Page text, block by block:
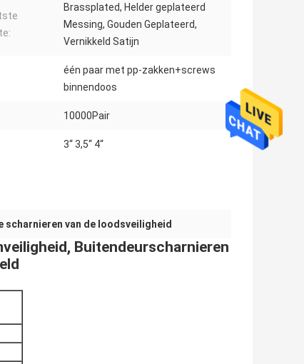
Brassplated, Helder geplateerd
Messing, Gouden Geplateerd,
Vernikkeld Satijn
één paar met pp-zakken+screws
binnendoos
10000Pair
3“ 3,5“ 4“
scharnieren van de loodsveiligheid
Buitendeurscharnieren